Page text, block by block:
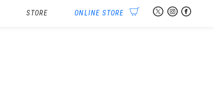
STORE ONLINE STORE